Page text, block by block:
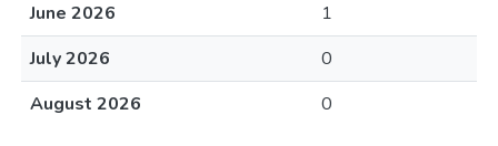
June 2026
1
July 2026
0
August 2026
0